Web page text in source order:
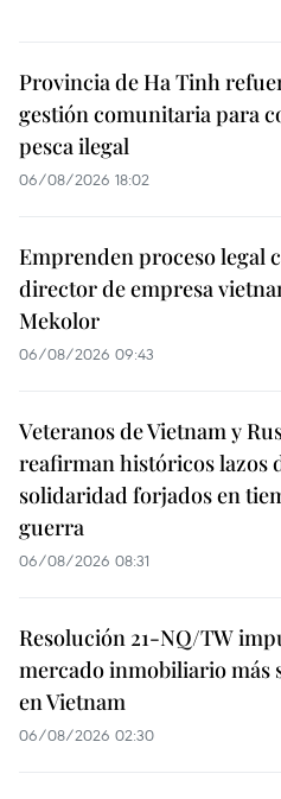
Provincia de Ha Tinh
gestión comunitaria para
pesca ilegal
06/08/2026 18:02
Emprenden proceso legal
director de empresa
Mekolor
06/08/2026 09:43
Veteranos de Vietnam y
reafirman históricos lazos
solidaridad forjados en
guerra
06/08/2026 08:31
Resolución 21-NQ/TW
mercado inmobiliario más
en Vietnam
06/08/2026 02:30